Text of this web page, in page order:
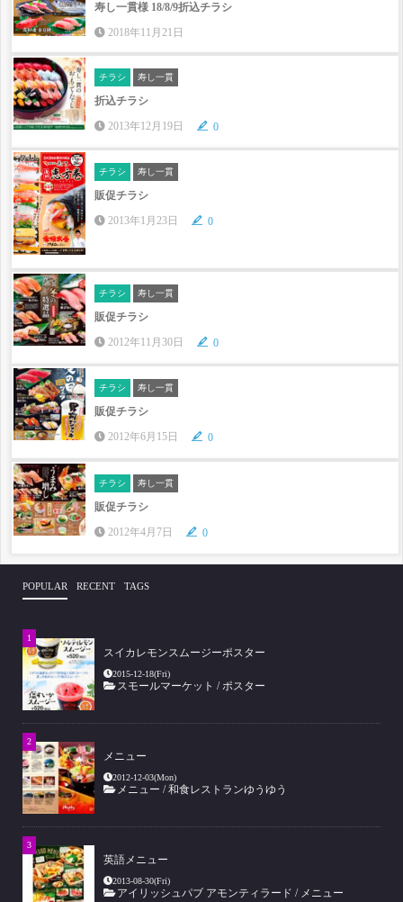
寿し一貫様 18/8/9折込チラシ
2018年11月21日
チラシ 寿し一貫
折込チラシ
2013年12月19日
0
チラシ 寿し一貫
販促チラシ
2013年1月23日
0
チラシ 寿し一貫
販促チラシ
2012年11月30日
0
チラシ 寿し一貫
販促チラシ
2012年6月15日
0
チラシ 寿し一貫
販促チラシ
2012年4月7日
0
POPULAR RECENT TAGS
スイカレモンスムージーポスター
2015-12-18(Fri)
スモールマーケット /ポスター
メニュー
2012-12-03(Mon)
メニュー /和食レストランゆうゆう
英語メニュー
2013-08-30(Fri)
アイリッシュパブ アモンティラード / メニュー